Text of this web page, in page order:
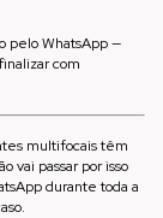
pelo WhatsApp —
com
multifocais têm
vai passar por isso
durante toda a